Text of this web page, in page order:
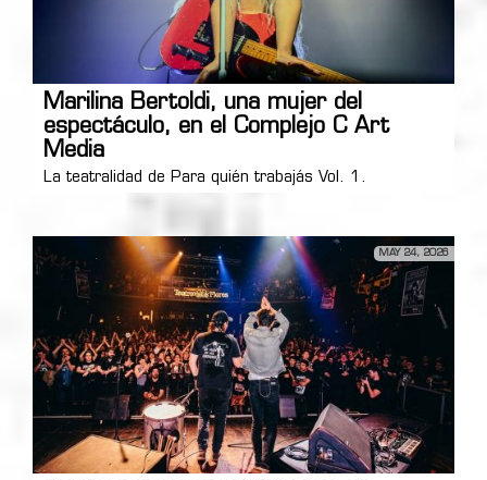
Marilina Bertoldi, una mujer del
espectáculo, en el Complejo C Art
Media
La teatralidad de Para quién trabajás Vol. 1.
MAY 24, 2026